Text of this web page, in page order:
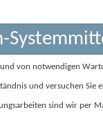
von notwendigen
und versuchen Sie
sind wir per